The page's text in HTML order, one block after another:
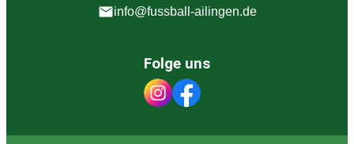
info@fussball-ailingen.de
Folge uns